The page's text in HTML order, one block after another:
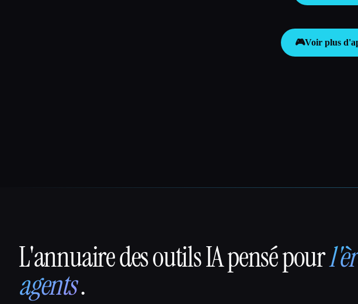
🎮Voir plus
That AI Collection
L'annuaire des outils IA pensé pour
agents.